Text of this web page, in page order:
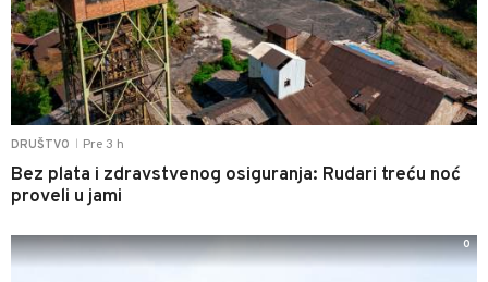
DRUŠTVO Pre 3 h
Bez plata i zdravstvenog osiguranja: Rudari treću noć
proveli u jami
0